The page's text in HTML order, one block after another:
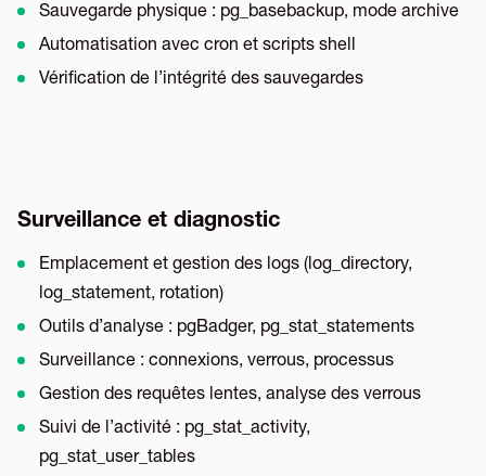
Sauvegarde physique : pg_basebackup, mode archive
Automatisation avec cron et scripts shell
Vérification de l’intégrité des sauvegardes
Surveillance et diagnostic
Emplacement et gestion des logs (log_directory,
log_statement, rotation)
Outils d’analyse : pgBadger, pg_stat_statements
Surveillance : connexions, verrous, processus
Gestion des requêtes lentes, analyse des verrous
Suivi de l’activité : pg_stat_activity,
pg_stat_user_tables